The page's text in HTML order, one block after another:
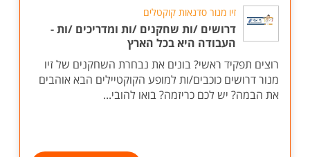
זיו מנור סדנאות קוקטלים
דרושים /ות שחקנים /ות ומדריכים /ות -
העבודה היא בכל הארץ
רוצים תפקיד ראשי? בונים את נבחרת השחקנים של זיו
מנור דרושים כוכבים/ות למופע הקוקטיילים הבא אוהבים
את הבמה? יש לכם כריזמה? בואו להובי...